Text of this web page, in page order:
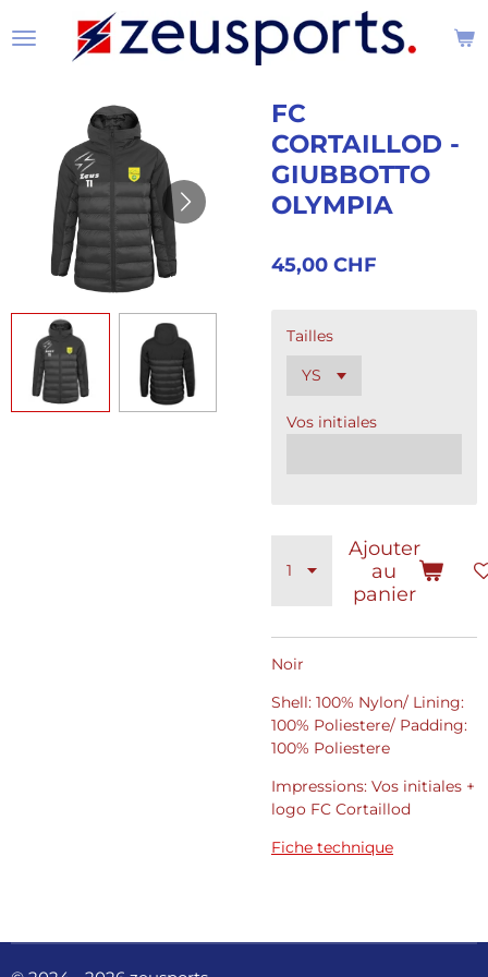
au
FC
CORTAILLOD -
GIUBBOTTO
OLYMPIA
45,00 CHF
Tailles
Vos initiales
Ajouter
au
panier
Noir
Shell: 100% Nylon/ Lining:
100% Poliestere/ Padding:
100% Poliestere
Impressions: Vos initiales +
logo FC Cortaillod
Fiche technique